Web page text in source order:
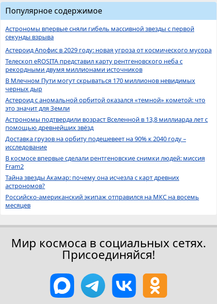
Популярное содержимое
Астрономы впервые сняли гибель массивной звезды с первой
секунды взрыва
Астероид Апофис в 2029 году: новая угроза от космического мусора
Телескоп eROSITA представил карту рентгеновского неба с
рекордными двумя миллионами источников
В Млечном Пути могут скрываться 170 миллионов невидимых
черных дыр
Астероид с аномальной орбитой оказался «темной» кометой: что
это значит для Земли
Астрономы подтвердили возраст Вселенной в 13,8 миллиарда лет с
помощью древнейших звёзд
Доставка грузов на орбиту подешевеет на 90% к 2040 году –
исследование
В космосе впервые сделали рентгеновские снимки людей: миссия
Fram2
Тайна звезды Акамар: почему она исчезла с карт древних
астрономов?
Российско-американский экипаж отправился на МКС на восемь
месяцев
Мир космоса в социальных сетях.
Присоединяйся!